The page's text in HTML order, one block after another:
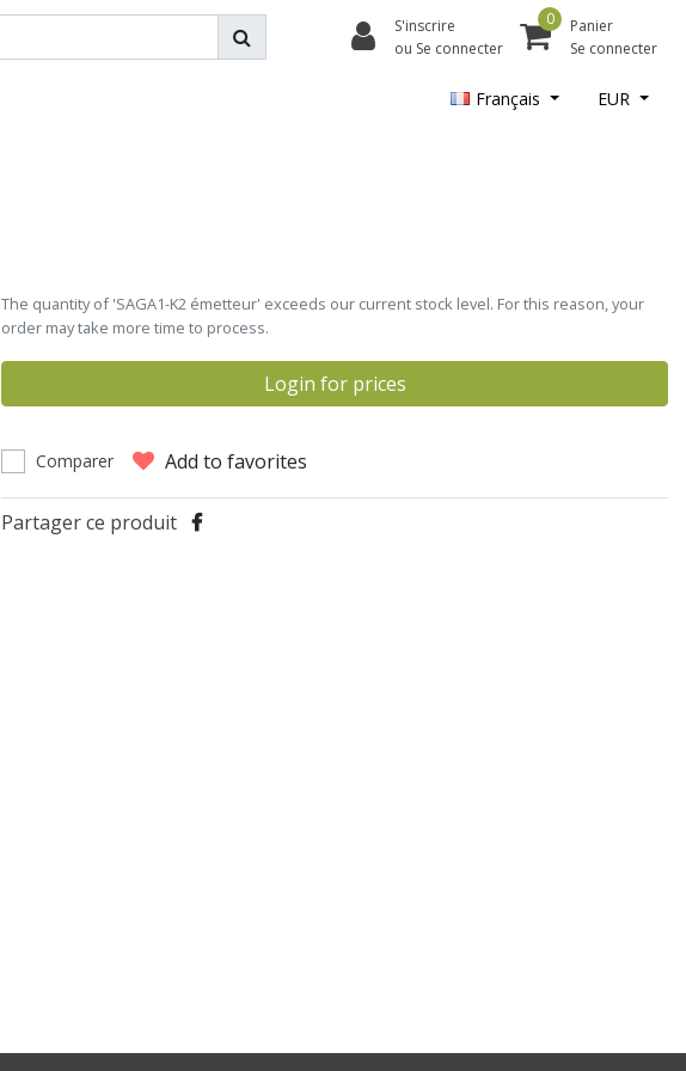
S'inscrire
ou Se connecter
0
Panier
Se connecter
Français EUR
The quantity of 'SAGA1-K2 émetteur' exceeds our current stock level. For this reason, your
order may take more time to process.
Login for prices
Comparer Add to favorites
Partager ce produit